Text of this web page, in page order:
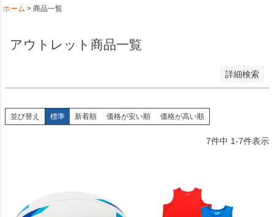
ホーム 商品一覧
アウトレット商品一覧
詳細検索
商品番号
検索
並び替え 標準 新着順 価格が安い順 価格が高い順
7件中 1-7件表示